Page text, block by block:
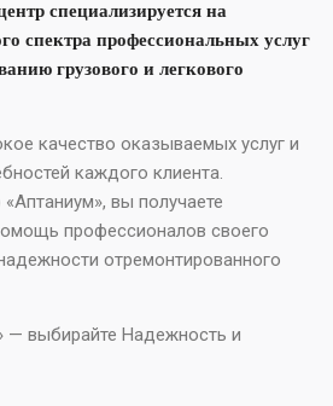
специализируется на
спектра профессиональных услуг
грузового и легкового
качество оказываемых услуг и
каждого клиента.
вы получаете
профессионалов своего
отремонтированного
— выбирайте Надежность и